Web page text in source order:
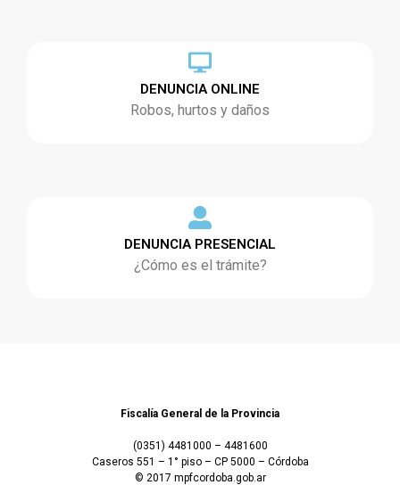
DENUNCIA ONLINE
Robos, hurtos y daños
DENUNCIA PRESENCIAL
¿Cómo es el trámite?
Fiscalía General de la Provincia
(0351) 4481000 – 4481600
Caseros 551 – 1° piso – CP 5000 – Córdoba
© 2017 mpfcordoba.gob.ar